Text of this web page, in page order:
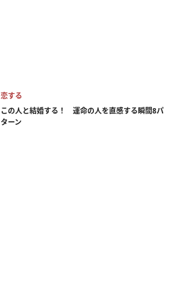
恋する
この人と結婚する！ 運命の人を直感する瞬間8パ
ターン